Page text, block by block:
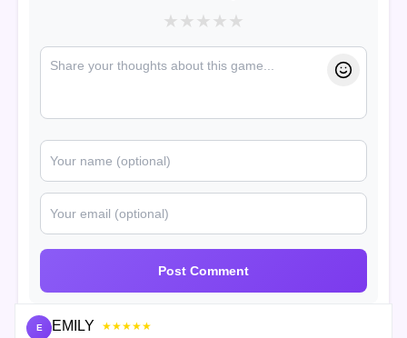
★ ★ ★ ★ ★
Post Comment
E EMILY ★★★★★